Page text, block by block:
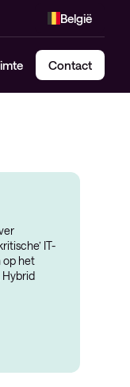
België
Contact
IT-
op het